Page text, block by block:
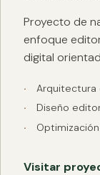
Proyecto de
enfoque
digital
Arquitectura
Diseño
Visitar